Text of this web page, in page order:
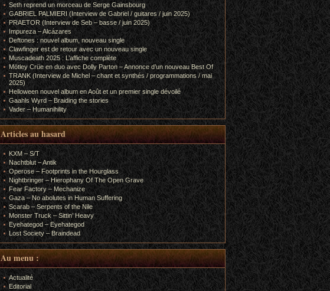
Seth reprend un morceau de Serge Gainsbourg
GABRIEL PALMIERI (Interview de Gabriel / guitares / juin 2025)
PRAETOR (Interview de Seb – basse / juin 2025)
Impureza – Alcázares
Deftones : nouvel album, nouveau single
Clawfinger est de retour avec un nouveau single
Muscadeath 2025 : L’affiche complète
Mötley Crüe en duo avec Dolly Parton – Annonce d’un nouveau Best Of
TRANK (Interview de Michel – chant et synthés / programmations / mai
2025)
Helloween nouvel album en Août et un premier single dévoilé
Gaahls Wyrd – Braiding the stories
Vader – Humanihility
Articles au hasard
KXM – S/T
Nachtblut – Antik
Operose – Footprints in the Hourglass
Nightbringer – Hierophany Of The Open Grave
Fear Factory – Mechanize
Gaza – No abolutes in Human Suffering
Scarab – Serpents of the Nile
Monster Truck – Sittin’ Heavy
Eyehategod – Eyehategod
Lost Society – Braindead
Au menu :
Actualité
Editorial